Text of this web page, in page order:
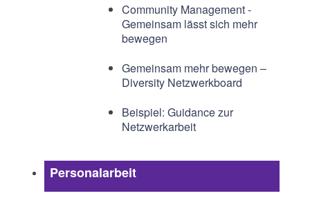
Community Management -
Gemeinsam lässt sich mehr
bewegen
Gemeinsam mehr bewegen –
Diversity Netzwerkboard
Beispiel: Guidance zur
Netzwerkarbeit
Personalarbeit